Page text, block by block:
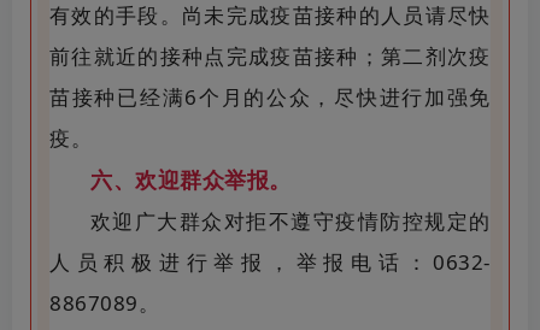
有效的手段。尚未完成疫苗接种的人员请尽快
前往就近的接种点完成疫苗接种；第二剂次疫
苗接种已经满6个月的公众，尽快进行加强免
疫。
六、欢迎群众举报。
欢迎广大群众对拒不遵守疫情防控规定的
人员积极进行举报，举报电话： 0632-
8867089。